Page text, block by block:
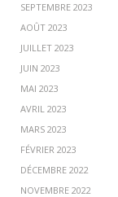
SEPTEMBRE 2023
AOÛT 2023
JUILLET 2023
JUIN 2023
MAI 2023
AVRIL 2023
MARS 2023
FÉVRIER 2023
DÉCEMBRE 2022
NOVEMBRE 2022